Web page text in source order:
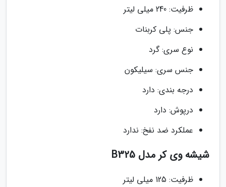
ظرفیت: 240 میلی لیتر
جنس: پلی کربنات
نوع سری: گرد
جنس سری: سیلیکون
درجه بندی: دارد
درپوش: دارد
عملکرد ضد نفخ: ندارد
شیشه وی کر مدل B325
ظرفیت: 125 میلی لیتر